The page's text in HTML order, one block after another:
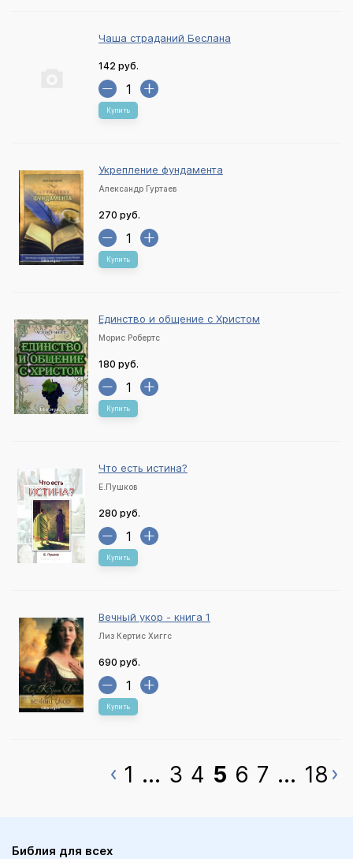
Чаша страданий Беслана
142 руб.
Купить
Укрепление фундамента
Александр Гуртаев
270 руб.
Купить
Единство и общение с Христом
Морис Робертс
180 руб.
Купить
Что есть истина?
Е.Пушков
280 руб.
Купить
Вечный укор - книга 1
Лиз Кертис Хиггс
690 руб.
Купить
1 ... 3 4 5 6 7 ... 18
Библия для всех